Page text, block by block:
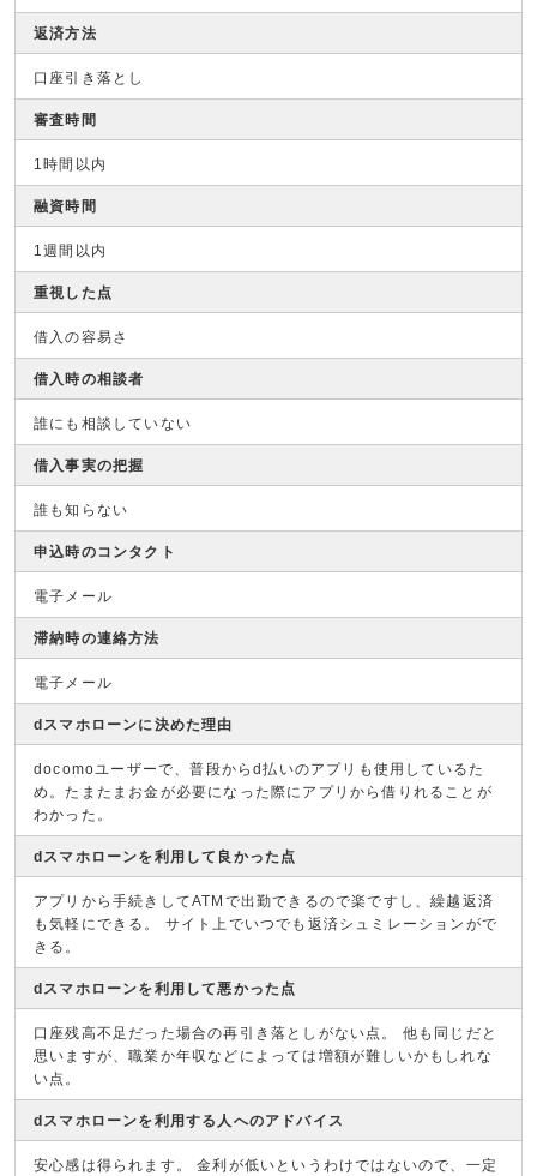
返済方法
口座引き落とし
審査時間
1時間以内
融資時間
1週間以内
重視した点
借入の容易さ
借入時の相談者
誰にも相談していない
借入事実の把握
誰も知らない
申込時のコンタクト
電子メール
滞納時の連絡方法
電子メール
dスマホローンに決めた理由
docomoユーザーで、普段からd払いのアプリも使用しているた
め。たまたまお金が必要になった際にアプリから借りれることが
わかった。
dスマホローンを利用して良かった点
アプリから手続きしてATMで出勤できるので楽ですし、繰越返済
も気軽にできる。 サイト上でいつでも返済シュミレーションがで
きる。
dスマホローンを利用して悪かった点
口座残高不足だった場合の再引き落としがない点。 他も同じだと
思いますが、職業か年収などによっては増額が難しいかもしれな
い点。
dスマホローンを利用する人へのアドバイス
安心感は得られます。 金利が低いというわけではないので、一定